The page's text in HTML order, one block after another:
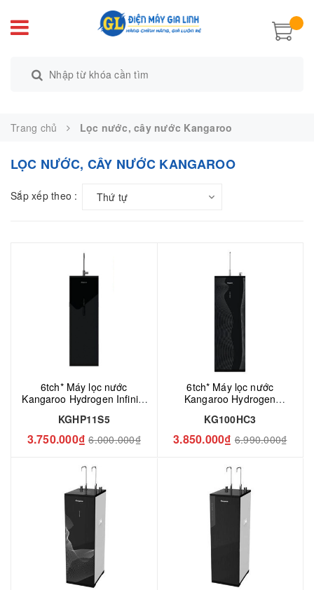
Trang chủ Lọc nước, cây nước Kangaroo
LỌC NƯỚC, CÂY NƯỚC KANGAROO
Sắp xếp theo : Thứ tự
6tch* Máy lọc nước
Kangaroo Hydrogen Infinity
KGHP11S5
3.750.000₫ 6.000.000₫
6tch* Máy lọc nước
Kangaroo Hydrogen
KG100HC3
3.850.000₫ 6.990.000₫